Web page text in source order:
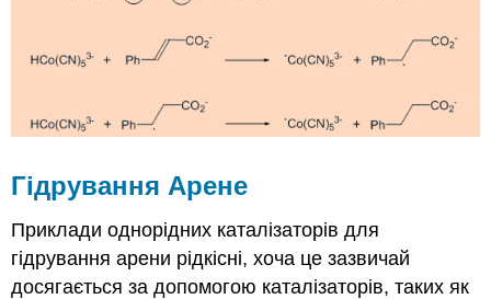
Гідрування Арене
Приклади однорідних каталізаторів для
гідрування арени рідкісні, хоча це зазвичай
досягається за допомогою каталізаторів, таких як